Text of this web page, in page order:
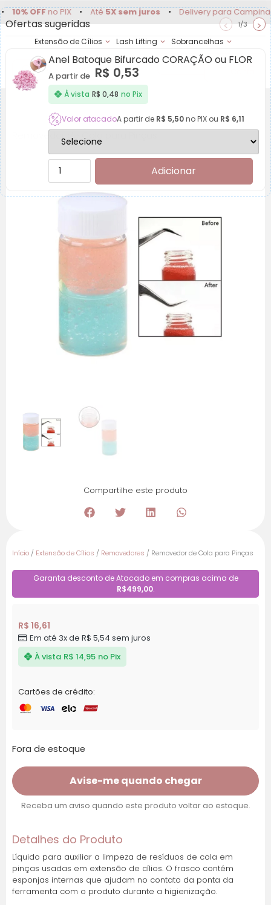
OFFno PIX • Até5X sem juros • Delivery para Campinas e
Extensão de Cílios Lash Lifting Sobrancelhas
Achadinhos Minha
Removedor de Cola para Pinças
Compartilhe este produto
Início / Extensão de Cílios / Removedores / Removedor de Cola para Pinças
Garanta desconto de Atacado em compras acima de
R$499,00.
R$ 16,61
Em até 3x de R$ 5,54 sem juros
À vista R$ 14,95 no Pix
Cartões de crédito:
Fora de estoque
Avise-me quando chegar
Receba um aviso quando este produto voltar ao estoque.
Detalhes do Produto
Líquido para auxiliar a limpeza de resíduos de cola em
pinças usadas em extensão de cílios. O frasco contém
esponjas internas que ajudam no contato da ponta da
ferramenta com o produto durante a higienização.
Ofertas sugeridas < 1/3 >
Anel Batoque Bifurcado CORAÇÃO ou FLOR
A partir de R$ 0,53
À vista R$ 0,48 no Pix
Valor atacadoA partir de R$ 5,50no PIX ou R$ 6,11
Adicionar